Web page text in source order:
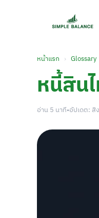
หน้าแรก › Glossary
หนี้สิน
อ่าน 5 นาที•อัปเดต: สิ